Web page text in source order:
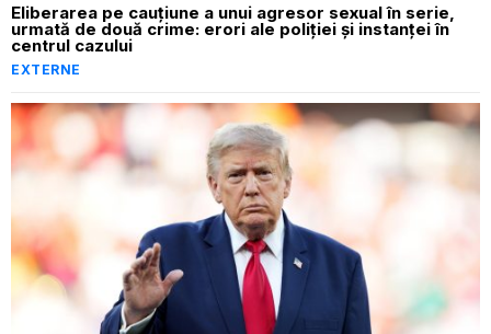
Eliberarea pe cauțiune a unui agresor sexual în serie,
urmată de două crime: erori ale poliției și instanței în
centrul cazului
EXTERNE